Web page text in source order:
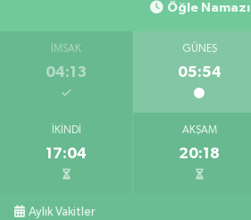
Öğle Namazı
İMSAK
04:13
GÜNEŞ
05:54
İKINDI
17:04
AKŞAM
20:18
Aylık Vakitler